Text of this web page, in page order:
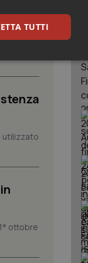
della
utilizzato
ottobre
TUTTI
sulle pagine
sul consenso
e
che le loro